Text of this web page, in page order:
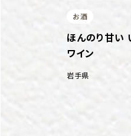
お酒
ほんのり甘い
ワイン
岩手県